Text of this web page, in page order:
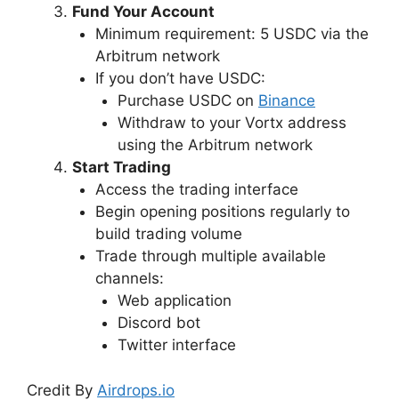
Fund Your Account
Minimum requirement: 5 USDC via the
Arbitrum network
If you don’t have USDC:
Purchase USDC on Binance
Withdraw to your Vortx address
using the Arbitrum network
Start Trading
Access the trading interface
Begin opening positions regularly to
build trading volume
Trade through multiple available
channels:
Web application
Discord bot
Twitter interface
Credit By Airdrops.io